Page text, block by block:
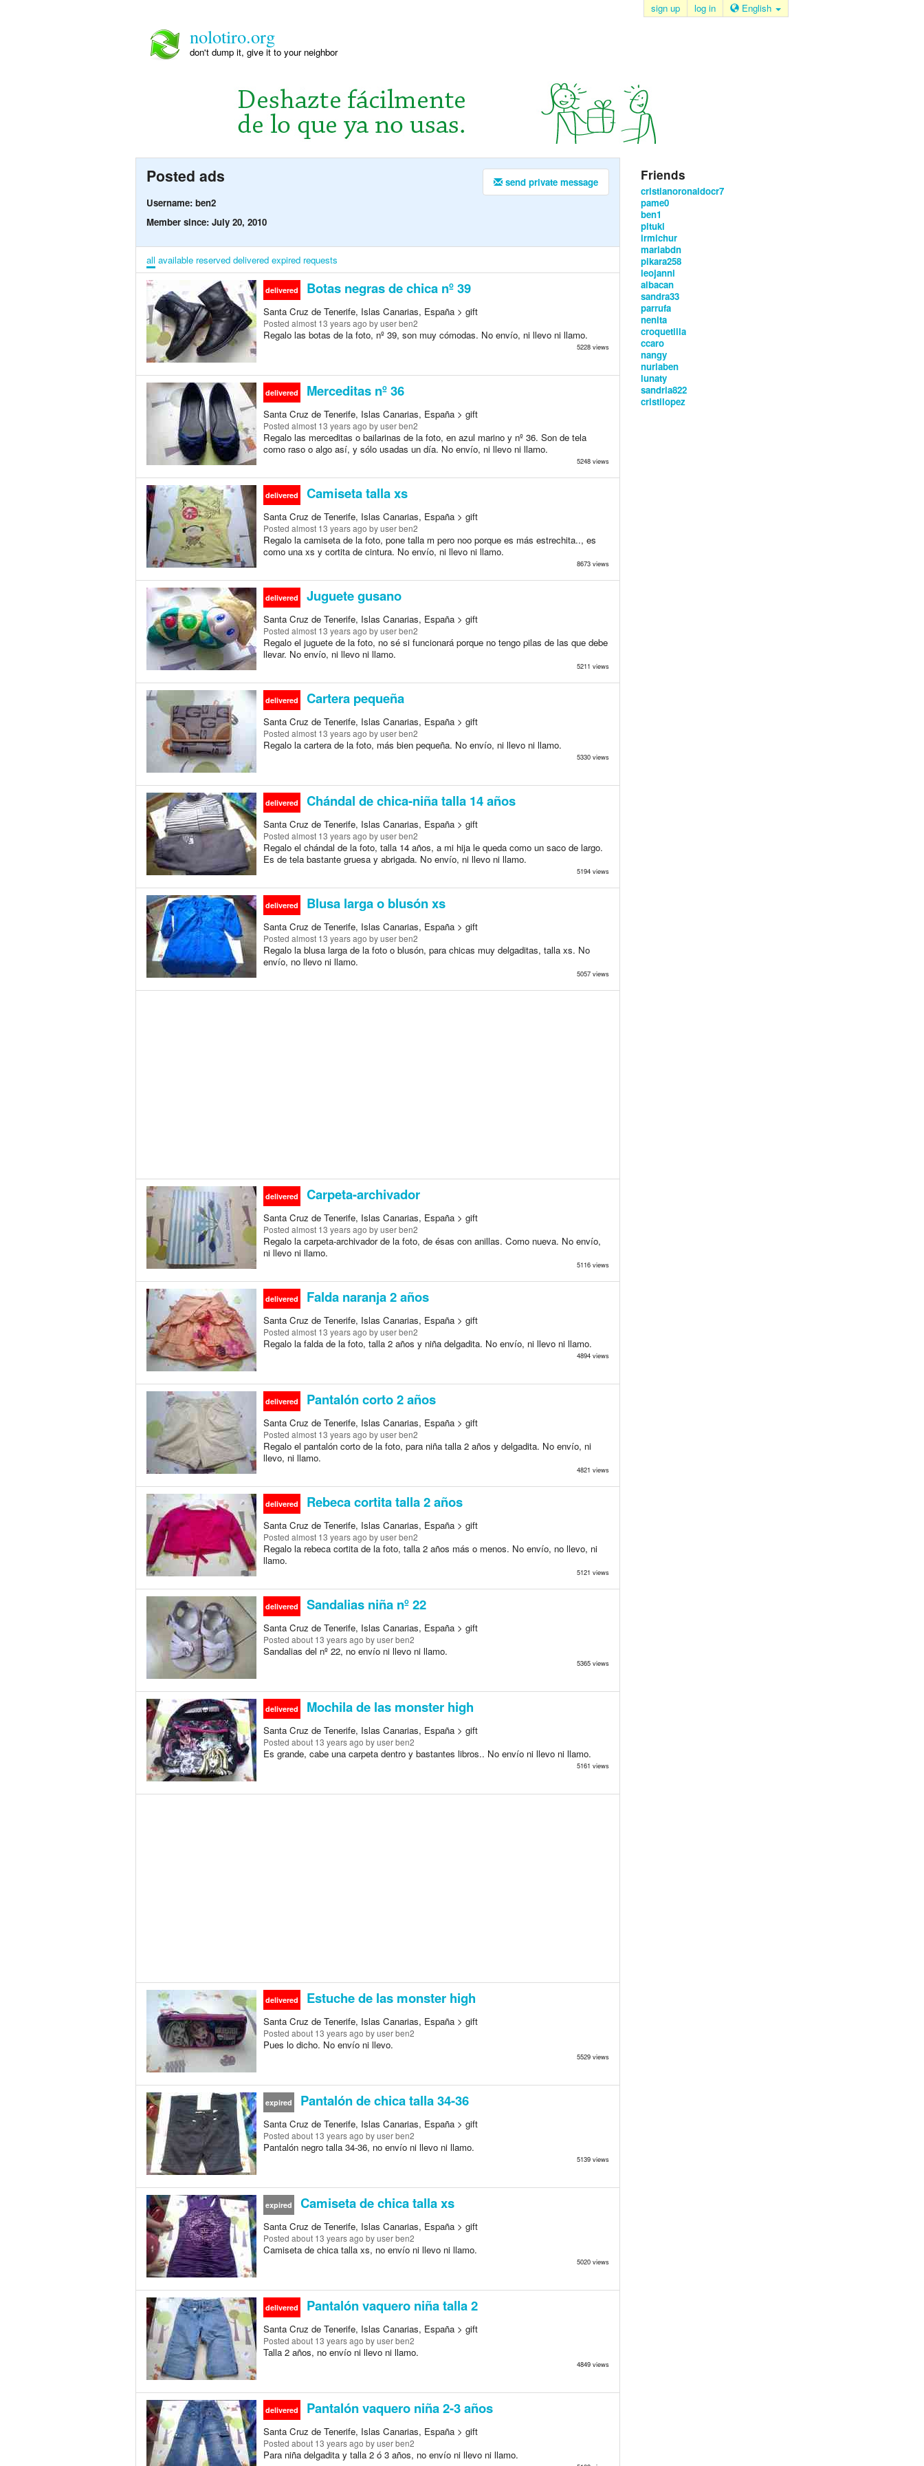
sign up log in English
nolotiro.org
don't dump it, give it to your neighbor
send private message
Posted ads
Username: ben2
Member since: July 20, 2010
all available reserved delivered expired requests
delivered Botas negras de chica nº 39
Santa Cruz de Tenerife, Islas Canarias, España > gift
Posted almost 13 years ago by user ben2
Regalo las botas de la foto, nº 39, son muy cómodas. No envío, ni llevo ni llamo.
5228 views
delivered Merceditas nº 36
Santa Cruz de Tenerife, Islas Canarias, España > gift
Posted almost 13 years ago by user ben2
Regalo las merceditas o bailarinas de la foto, en azul marino y nº 36. Son de tela
como raso o algo así, y sólo usadas un día. No envío, ni llevo ni llamo.
5248 views
delivered Camiseta talla xs
Santa Cruz de Tenerife, Islas Canarias, España > gift
Posted almost 13 years ago by user ben2
Regalo la camiseta de la foto, pone talla m pero noo porque es más estrechita.., es
como una xs y cortita de cintura. No envío, ni llevo ni llamo.
8673 views
delivered Juguete gusano
Santa Cruz de Tenerife, Islas Canarias, España > gift
Posted almost 13 years ago by user ben2
Regalo el juguete de la foto, no sé si funcionará porque no tengo pilas de las que debe
llevar. No envío, ni llevo ni llamo.
5211 views
delivered Cartera pequeña
Santa Cruz de Tenerife, Islas Canarias, España > gift
Posted almost 13 years ago by user ben2
Regalo la cartera de la foto, más bien pequeña. No envío, ni llevo ni llamo.
5330 views
delivered Chándal de chica-niña talla 14 años
Santa Cruz de Tenerife, Islas Canarias, España > gift
Posted almost 13 years ago by user ben2
Regalo el chándal de la foto, talla 14 años, a mi hija le queda como un saco de largo.
Es de tela bastante gruesa y abrigada. No envío, ni llevo ni llamo.
5194 views
delivered Blusa larga o blusón xs
Santa Cruz de Tenerife, Islas Canarias, España > gift
Posted almost 13 years ago by user ben2
Regalo la blusa larga de la foto o blusón, para chicas muy delgaditas, talla xs. No
envío, no llevo ni llamo.
5057 views
delivered Carpeta-archivador
Santa Cruz de Tenerife, Islas Canarias, España > gift
Posted almost 13 years ago by user ben2
Regalo la carpeta-archivador de la foto, de ésas con anillas. Como nueva. No envío,
ni llevo ni llamo.
5116 views
delivered Falda naranja 2 años
Santa Cruz de Tenerife, Islas Canarias, España > gift
Posted almost 13 years ago by user ben2
Regalo la falda de la foto, talla 2 años y niña delgadita. No envío, ni llevo ni llamo.
4894 views
delivered Pantalón corto 2 años
Santa Cruz de Tenerife, Islas Canarias, España > gift
Posted almost 13 years ago by user ben2
Regalo el pantalón corto de la foto, para niña talla 2 años y delgadita. No envío, ni
llevo, ni llamo.
4821 views
delivered Rebeca cortita talla 2 años
Santa Cruz de Tenerife, Islas Canarias, España > gift
Posted almost 13 years ago by user ben2
Regalo la rebeca cortita de la foto, talla 2 años más o menos. No envío, no llevo, ni
llamo.
5121 views
delivered Sandalias niña nº 22
Santa Cruz de Tenerife, Islas Canarias, España > gift
Posted about 13 years ago by user ben2
Sandalias del nº 22, no envío ni llevo ni llamo.
5365 views
delivered Mochila de las monster high
Santa Cruz de Tenerife, Islas Canarias, España > gift
Posted about 13 years ago by user ben2
Es grande, cabe una carpeta dentro y bastantes libros.. No envío ni llevo ni llamo.
5161 views
delivered Estuche de las monster high
Santa Cruz de Tenerife, Islas Canarias, España > gift
Posted about 13 years ago by user ben2
Pues lo dicho. No envío ni llevo.
5529 views
expired Pantalón de chica talla 34-36
Santa Cruz de Tenerife, Islas Canarias, España > gift
Posted about 13 years ago by user ben2
Pantalón negro talla 34-36, no envío ni llevo ni llamo.
5139 views
expired Camiseta de chica talla xs
Santa Cruz de Tenerife, Islas Canarias, España > gift
Posted about 13 years ago by user ben2
Camiseta de chica talla xs, no envío ni llevo ni llamo.
5020 views
delivered Pantalón vaquero niña talla 2
Santa Cruz de Tenerife, Islas Canarias, España > gift
Posted about 13 years ago by user ben2
Talla 2 años, no envío ni llevo ni llamo.
4849 views
delivered Pantalón vaquero niña 2-3 años
Santa Cruz de Tenerife, Islas Canarias, España > gift
Posted about 13 years ago by user ben2
Para niña delgadita y talla 2 ó 3 años, no envío ni llevo ni llamo.
Friends
cristianoronaldocr7
pame0
ben1
pituki
irmichur
mariabdn
pikara258
leojanni
albacan
sandra33
parrufa
nenita
croquetilla
ccaro
nangy
nuriaben
lunaty
sandria822
cristilopez